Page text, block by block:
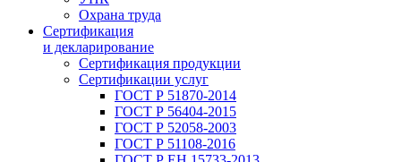
Охрана труда
Сертификация
и декларирование
Сертификация продукции
Сертификации услуг
ГОСТ Р 51870-2014
ГОСТ Р 56404-2015
ГОСТ Р 52058-2003
ГОСТ Р 51108-2016